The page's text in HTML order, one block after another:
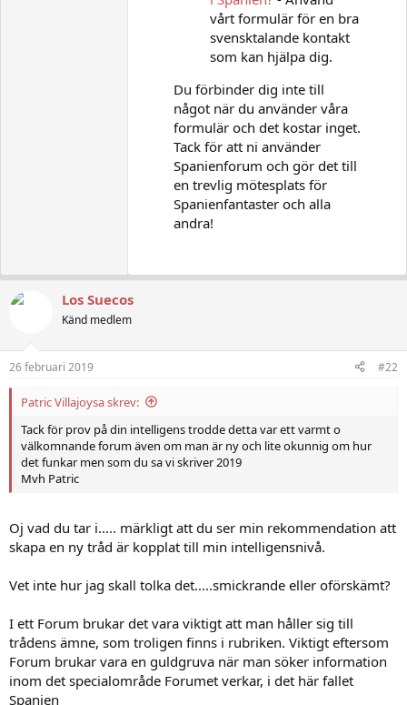
vårt formulär för en bra
svensktalande kontakt
som kan hjälpa dig.
Du förbinder dig inte till
något när du använder våra
formulär och det kostar inget.
Tack för att ni använder
Spanienforum och gör det till
en trevlig mötesplats för
Spanienfantaster och alla
andra!
Los Suecos
Känd medlem
26 februari 2019 #22
Patric Villajoysa skrev:
Tack för prov på din intelligens trodde detta var ett varmt o
välkomnande forum även om man är ny och lite okunnig om hur
det funkar men som du sa vi skriver 2019
Mvh Patric
Oj vad du tar i..... märkligt att du ser min rekommendation att
skapa en ny tråd är kopplat till min intelligensnivå.
Vet inte hur jag skall tolka det.....smickrande eller oförskämt?
I ett Forum brukar det vara viktigt att man håller sig till
trådens ämne, som troligen finns i rubriken. Viktigt eftersom
Forum brukar vara en guldgruva när man söker information
inom det specialområde Forumet verkar, i det här fallet
Spanien